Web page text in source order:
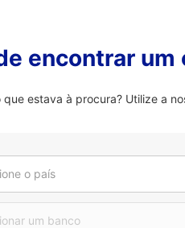
encontrar
que estava à procura? Utilize a
o país
um banco